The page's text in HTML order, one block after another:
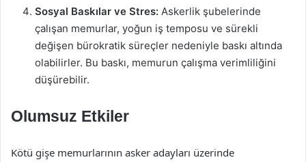
Sosyal Baskılar ve Stres: Askerlik şubelerinde
çalışan memurlar, yoğun iş temposu ve sürekli
değişen bürokratik süreçler nedeniyle baskı altında
olabilirler. Bu baskı, memurun çalışma verimliliğini
düşürebilir.
Olumsuz Etkiler
Kötü gişe memurlarının asker adayları üzerinde